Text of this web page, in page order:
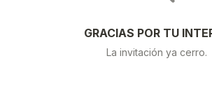
GRACIAS POR TU
La invitación ya cerro.